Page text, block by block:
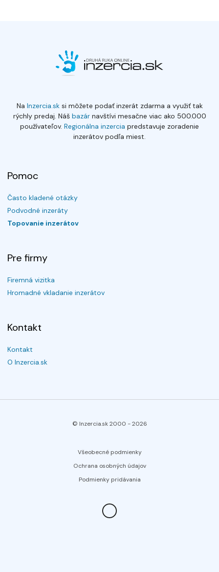
Na Inzercia.sksi môžete podať inzerát zdarma a využiť tak
rýchly predaj. Náš bazárnavštívi mesačne viac ako 500.000
používateľov. Regionálna inzercia predstavuje zoradenie
inzerátov podľa miest.
Pomoc
Často kladené otázky
Podvodné inzeráty
Topovanie inzerátov
Pre firmy
Firemná vizitka
Hromadné vkladanie inzerátov
Kontakt
Kontakt
O Inzercia.sk
© Inzercia.sk 2000 -2026
Všeobecné podmienky
Ochrana osobných údajov
Podmienky pridávania